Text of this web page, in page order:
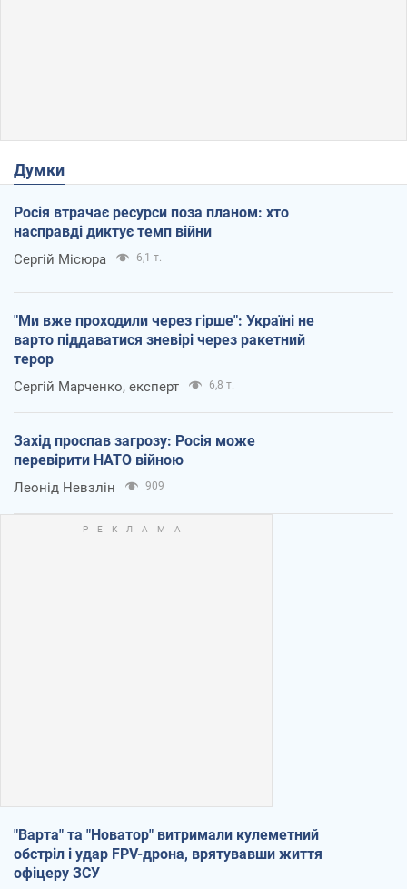
Думки
Росія втрачає ресурси поза планом: хто
насправді диктує темп війни
Сергій Місюра 6,1 т.
"Ми вже проходили через гірше": Україні не
варто піддаватися зневірі через ракетний
терор
Сергій Марченко, експерт 6,8 т.
Захід проспав загрозу: Росія може
перевірити НАТО війною
Леонід Невзлін 909
"Варта" та "Новатор" витримали кулеметний
обстріл і удар FPV-дрона, врятувавши життя
офіцеру ЗСУ